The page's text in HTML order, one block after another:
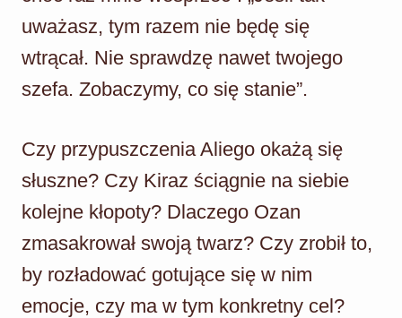
uważasz, tym razem nie będę się
wtrącał. Nie sprawdzę nawet twojego
szefa. Zobaczymy, co się stanie”.
Czy przypuszczenia Aliego okażą się
słuszne? Czy Kiraz ściągnie na siebie
kolejne kłopoty? Dlaczego Ozan
zmasakrował swoją twarz? Czy zrobił to,
by rozładować gotujące się w nim
emocje, czy ma w tym konkretny cel?